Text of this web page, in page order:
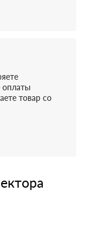
оплаты
товар со